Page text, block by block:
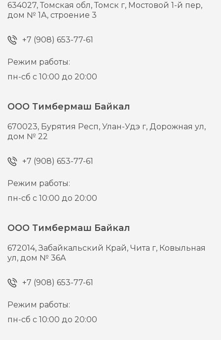
634027,Томская обл, Томск г, Мостовой 1-й пер,
дом № 1А, строение 3
+7 (908) 653-77-61
Режим работы:
пн-сб с 10:00 до 20:00
ООО Тимбермаш Байкал
670023, Бурятия Респ, Улан-Удэ г,Дорожная ул,
дом № 22
+7 (908) 653-77-61
Режим работы:
пн-сб с 10:00 до 20:00
ООО Тимбермаш Байкал
672014,Забайкальский Край, Чита г, Ковыльная
ул, дом № 36А
+7 (908) 653-77-61
Режим работы:
пн-сб с 10:00 до 20:00